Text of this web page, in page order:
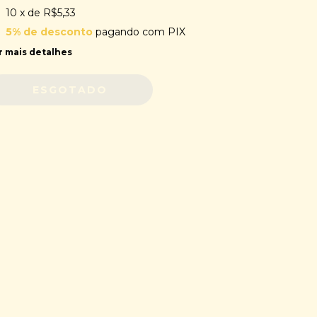
10 x de R$5,33
5% de descontopagando com PIX
mais detalhes